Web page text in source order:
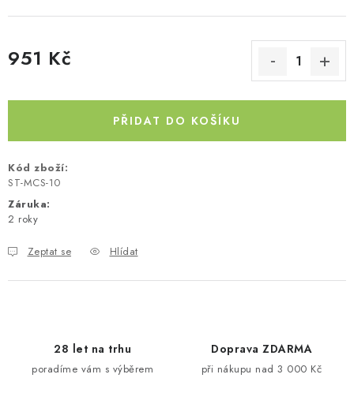
Moje objednávka
Napište nám
Reklamace
951 Kč
PŘIDAT DO KOŠÍKU
Kód zboží:
ST-MCS-10
Záruka:
2 roky
Zeptat se Hlídat
28 let na trhu
poradíme vám s výběrem
Doprava ZDARMA
při nákupu nad 3 000 Kč